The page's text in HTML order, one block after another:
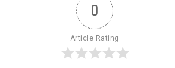
0
Article Rating